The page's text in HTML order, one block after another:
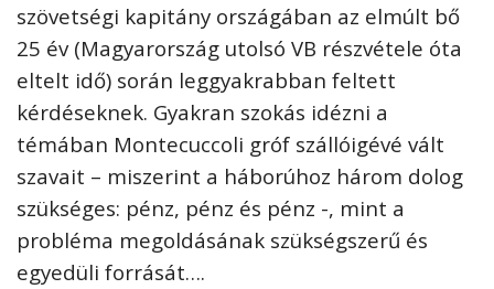
szövetségi kapitány országában az elmúlt bő
25 év (Magyarország utolsó VB részvétele óta
eltelt idő) során leggyakrabban feltett
kérdéseknek. Gyakran szokás idézni a
témában Montecuccoli gróf szállóigévé vált
szavait – miszerint a háborúhoz három dolog
szükséges: pénz, pénz és pénz -, mint a
probléma megoldásának szükségszerű és
egyedüli forrását….